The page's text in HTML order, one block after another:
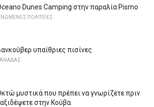
Dunes Camping στην παραλία Pismo
ΠΟΛΙΤΕΊΕΣ
υπαίθριες πισίνες
μυστικά που πρέπει να γνωρίζετε πριν
στην Κούβα